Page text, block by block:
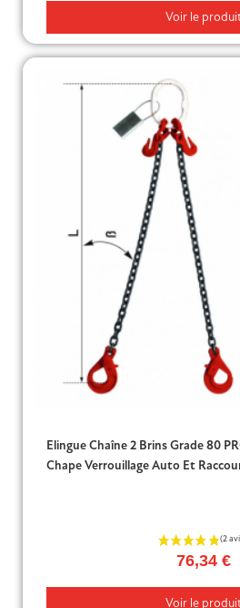
Voir le
Elingue Chaîne 2 Brins Grade 80
Chape Verrouillage Auto Et
76,34 €
Voir le